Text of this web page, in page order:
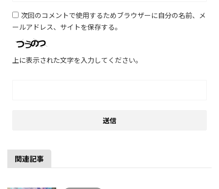
次回のコメントで使用するためブラウザーに自分の名前、メ
ールアドレス、サイトを保存する。
上に表示された文字を入力してください。
関連記事